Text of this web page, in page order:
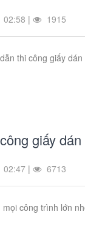
02:58 | 1915
thi công giấy
giấy
02:47 | 6713
mọi công trình lớn